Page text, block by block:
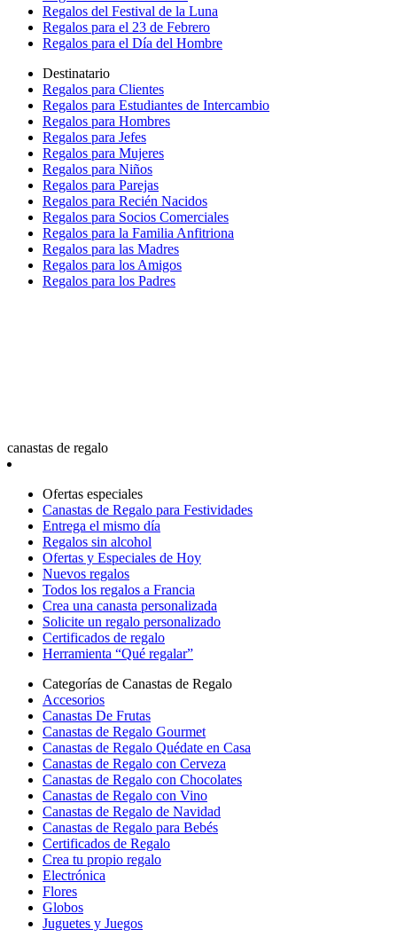
Regalos del Festival de la Luna
Regalos para el 23 de Febrero
Regalos para el Día del Hombre
Destinatario
Regalos para Clientes
Regalos para Estudiantes de Intercambio
Regalos para Hombres
Regalos para Jefes
Regalos para Mujeres
Regalos para Niños
Regalos para Parejas
Regalos para Recién Nacidos
Regalos para Socios Comerciales
Regalos para la Familia Anfitriona
Regalos para las Madres
Regalos para los Amigos
Regalos para los Padres
canastas de regalo
Ofertas especiales
Canastas de Regalo para Festividades
Entrega el mismo día
Regalos sin alcohol
Ofertas y Especiales de Hoy
Nuevos regalos
Todos los regalos a Francia
Crea una canasta personalizada
Solicite un regalo personalizado
Certificados de regalo
Herramienta “Qué regalar”
Categorías de Canastas de Regalo
Accesorios
Canastas De Frutas
Canastas de Regalo Gourmet
Canastas de Regalo Quédate en Casa
Canastas de Regalo con Cerveza
Canastas de Regalo con Chocolates
Canastas de Regalo con Vino
Canastas de Regalo de Navidad
Canastas de Regalo para Bebés
Certificados de Regalo
Crea tu propio regalo
Electrónica
Flores
Globos
Juguetes y Juegos